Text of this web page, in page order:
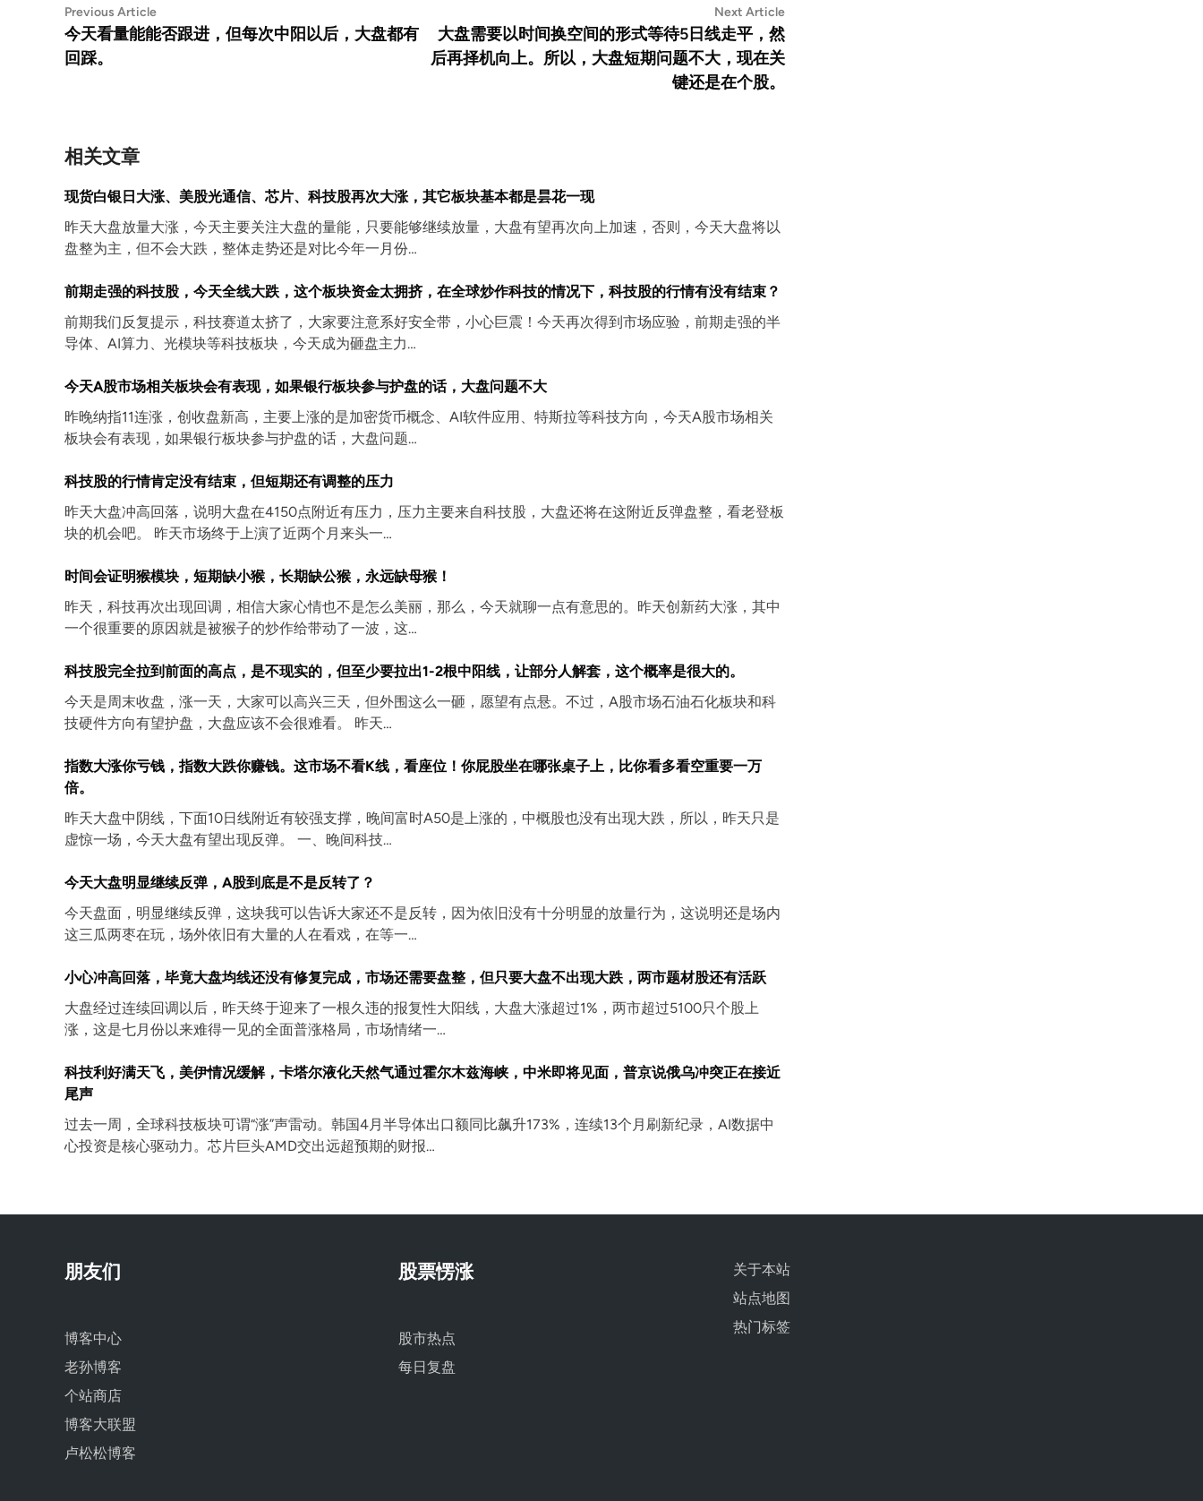
文
章
导
Previous ArticlePrevious
article:
今天看量能能否跟进，但每次中阳以后，大盘都有
回踩。
Next ArticleNext
article:
大盘需要以时间换空间的形式等待5日线走平，然
后再择机向上。所以，大盘短期问题不大，现在关
键还是在个股。
相关文章
现货白银日大涨、美股光通信、芯片、科技股再次大涨，其它板块基本都是昙花一现
昨天大盘放量大涨，今天主要关注大盘的量能，只要能够继续放量，大盘有望再次向上加速，否则，今天大盘将以
盘整为主，但不会大跌，整体走势还是对比今年一月份…
前期走强的科技股，今天全线大跌，这个板块资金太拥挤，在全球炒作科技的情况下，科技股的行情有没有结束？
前期我们反复提示，科技赛道太挤了，大家要注意系好安全带，小心巨震！今天再次得到市场应验，前期走强的半
导体、AI算力、光模块等科技板块，今天成为砸盘主力…
今天A股市场相关板块会有表现，如果银行板块参与护盘的话，大盘问题不大
昨晚纳指11连涨，创收盘新高，主要上涨的是加密货币概念、AI软件应用、特斯拉等科技方向，今天A股市场相关
板块会有表现，如果银行板块参与护盘的话，大盘问题…
科技股的行情肯定没有结束，但短期还有调整的压力
昨天大盘冲高回落，说明大盘在4150点附近有压力，压力主要来自科技股，大盘还将在这附近反弹盘整，看老登板
块的机会吧。 昨天市场终于上演了近两个月来头一…
时间会证明猴模块，短期缺小猴，长期缺公猴，永远缺母猴！
昨天，科技再次出现回调，相信大家心情也不是怎么美丽，那么，今天就聊一点有意思的。昨天创新药大涨，其中
一个很重要的原因就是被猴子的炒作给带动了一波，这…
科技股完全拉到前面的高点，是不现实的，但至少要拉出1-2根中阳线，让部分人解套，这个概率是很大的。
今天是周末收盘，涨一天，大家可以高兴三天，但外围这么一砸，愿望有点悬。不过，A股市场石油石化板块和科
技硬件方向有望护盘，大盘应该不会很难看。 昨天…
指数大涨你亏钱，指数大跌你赚钱。这市场不看K线，看座位！你屁股坐在哪张桌子上，比你看多看空重要一万
倍。
昨天大盘中阴线，下面10日线附近有较强支撑，晚间富时A50是上涨的，中概股也没有出现大跌，所以，昨天只是
虚惊一场，今天大盘有望出现反弹。 一、晚间科技…
今天大盘明显继续反弹，A股到底是不是反转了？
今天盘面，明显继续反弹，这块我可以告诉大家还不是反转，因为依旧没有十分明显的放量行为，这说明还是场内
这三瓜两枣在玩，场外依旧有大量的人在看戏，在等一…
小心冲高回落，毕竟大盘均线还没有修复完成，市场还需要盘整，但只要大盘不出现大跌，两市题材股还有活跃
大盘经过连续回调以后，昨天终于迎来了一根久违的报复性大阳线，大盘大涨超过1%，两市超过5100只个股上
涨，这是七月份以来难得一见的全面普涨格局，市场情绪一…
科技利好满天飞，美伊情况缓解，卡塔尔液化天然气通过霍尔木兹海峡，中米即将见面，普京说俄乌冲突正在接近
尾声
过去一周，全球科技板块可谓“涨”声雷动。韩国4月半导体出口额同比飙升173%，连续13个月刷新纪录，AI数据中
心投资是核心驱动力。芯片巨头AMD交出远超预期的财报…
朋友们
博客中心
老孙博客
个站商店
博客大联盟
卢松松博客
股票愣涨
股市热点
每日复盘
关于本站
站点地图
热门标签